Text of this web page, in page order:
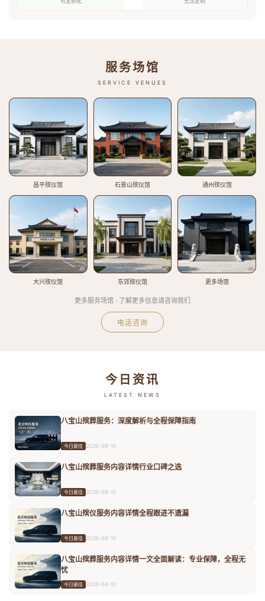
服务场馆
SERVICE VENUES
昌平殡仪馆 石景山殡仪馆 通州殡仪馆
大兴殡仪馆 东郊殡仪馆 更多场馆
更多服务场馆 · 了解更多信息请咨询我们
电话咨询
今日资讯
LATEST NEWS
八宝山殡葬服务：深度解析与全程保障指南
今日最佳 2026-08-10
八宝山殡葬服务内容详情行业口碑之选
今日最佳 2026-08-10
八宝山殡仪服务内容详情全程跟进不遗漏
今日最佳 2026-08-10
八宝山殡葬服务内容详情一文全面解读：专业保障，全程无
忧
今日最佳 2026-08-10